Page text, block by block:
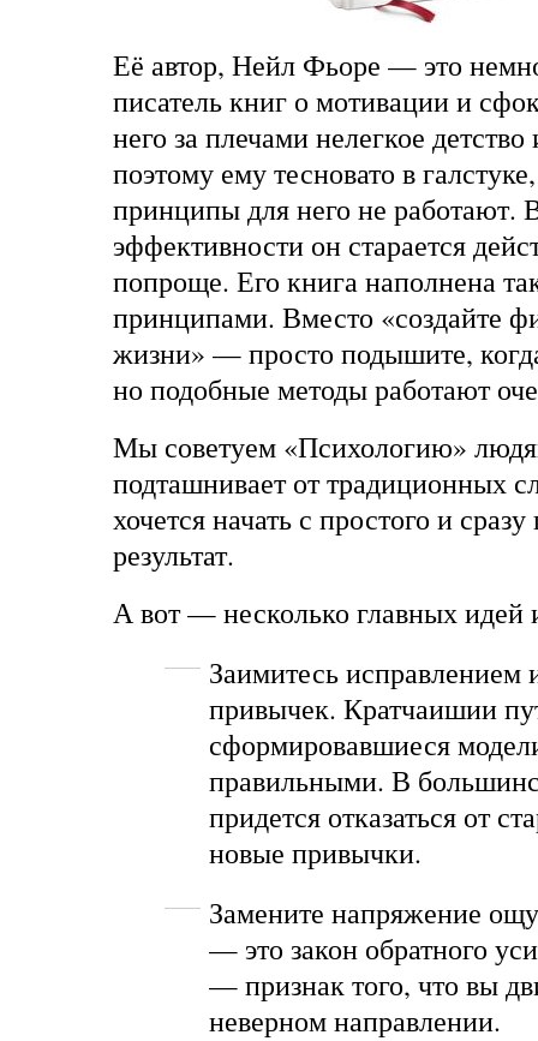
Её автор, Нейл Фьоре — это
писатель книг о мотивации и
него за плечами нелегкое
поэтому ему тесновато в
принципы для него не работают.
эффективности он старается
попроще. Его книга наполнена
принципами. Вместо «создайте
жизни» — просто подышите,
но подобные методы работают
Мы советуем «Психологию»
подташнивает от традиционных
хочется начать с простого и сразу
результат.
А вот — несколько главных идей
Заимитесь
привычек. Кратчаишии
сформировавшиеся
правильными. В
придется отказаться от
новые привычки.
Замените напряжение
— это закон обратного
— признак того, что вы
неверном направлении.